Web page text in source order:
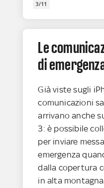
3/11
Le
di
Già viste sugli
comunicazioni
arrivano anche
3: è possibile
per inviare
emergenza
dalla copertura
in alta